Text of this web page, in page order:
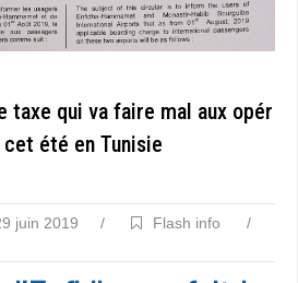
taxe qui va faire mal aux opér
été en Tunisie
juin 2019 / Flash info
/